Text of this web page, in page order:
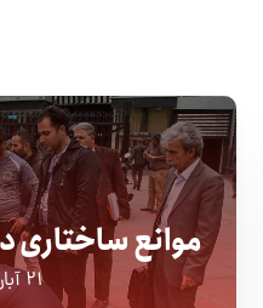
موانع ساختاری
۲۱ آبان ۱۳۹۹